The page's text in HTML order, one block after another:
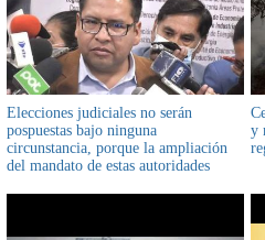
Elecciones judiciales no serán
pospuestas bajo ninguna
circunstancia, porque la ampliación
del mandato de estas autoridades
y